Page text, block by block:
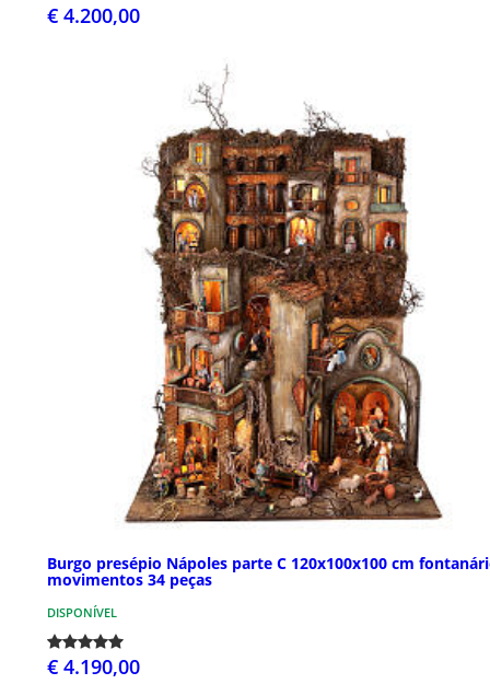
€ 4.200,00
Burgo presépio Nápoles parte C 120x100x100 cm
movimentos 34 peças
DISPONÍVEL
€ 4.190,00